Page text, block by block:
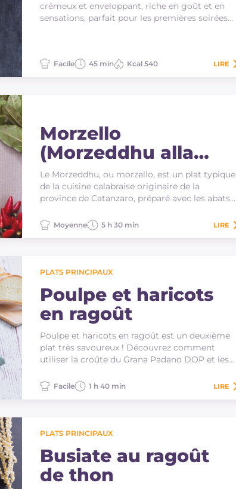
crémeux et enveloppant, riche en goût et en
sensations, parfait pour les premières soirées
Facile 45 min Kcal 540 LIRE
Morzello
(Morzeddhu alla
Catanzarisi)
Le Morzeddhu, ou morzello, est un plat typique
de la cuisine calabraise originaire de la
province de Catanzaro, préparé avec les abats
Moyenne 5 h 30 min LIRE
PLATS PRINCIPAUX
Poulpe et haricots
en ragoût
Poulpe et haricots en ragoût est un deuxième
plat très savoureux ! Découvrez comment
utiliser la croûte du Grana Padano DOP et les
Facile 1 h 40 min LIRE
PLATS PRINCIPAUX
Busiate au ragoût
de thon